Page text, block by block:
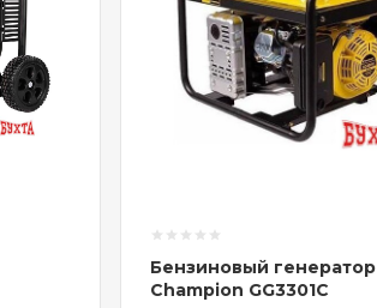
Бензиновый генератор
Champion GG3301C